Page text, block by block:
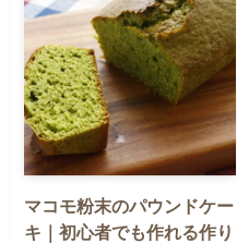
マコモ粉末のパウンドケー
キ｜初心者でも作れる作り